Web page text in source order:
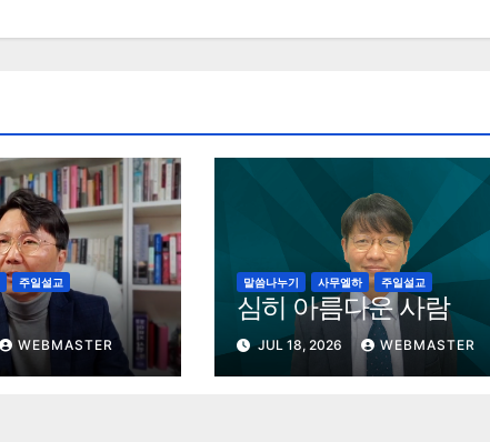
주일설교
WEBMASTER
말씀나누기 사무엘하 주일설교
심히 아름다운 사람
JUL 18, 2026 WEBMASTER